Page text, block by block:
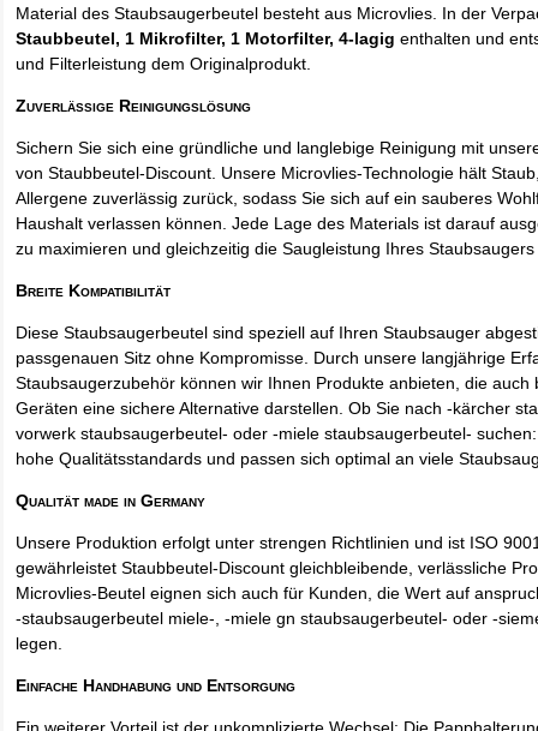
Material des Staubsaugerbeutel besteht aus Microvlies. In der
Staubbeutel, 1 Mikrofilter, 1 Motorfilter, 4-lagig enthalten und
und Filterleistung dem Originalprodukt.
Zuverlässige Reinigungslösung
Sichern Sie sich eine gründliche und langlebige Reinigung mit
von Staubbeutel-Discount. Unsere Microvlies-Technologie hält
Allergene zuverlässig zurück, sodass Sie sich auf ein sauberes
Haushalt verlassen können. Jede Lage des Materials ist darauf
zu maximieren und gleichzeitig die Saugleistung Ihres
Breite Kompatibilität
Diese Staubsaugerbeutel sind speziell auf Ihren Staubsauger
passgenauen Sitz ohne Kompromisse. Durch unsere langjährige
Staubsaugerzubehör können wir Ihnen Produkte anbieten, die auch
Geräten eine sichere Alternative darstellen. Ob Sie nach -kärcher
vorwerk staubsaugerbeutel- oder -miele staubsaugerbeutel-
hohe Qualitätsstandards und passen sich optimal an viele
Qualität made in Germany
Unsere Produktion erfolgt unter strengen Richtlinien und ist ISO
gewährleistet Staubbeutel-Discount gleichbleibende, verlässliche
Microvlies-Beutel eignen sich auch für Kunden, die Wert auf
-staubsaugerbeutel miele-, -miele gn staubsaugerbeutel- oder -
legen.
Einfache Handhabung und Entsorgung